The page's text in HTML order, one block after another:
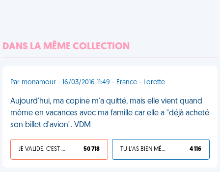
DANS LA MÊME COLLECTION
Par monamour - 16/03/2016 11:49 - France - Lorette
Aujourd'hui, ma copine m'a quitté, mais elle vient quand
même en vacances avec ma famille car elle a "déjà acheté
son billet d'avion". VDM
JE VALIDE, C'EST UNE VDM 50 718 TU L'AS BIEN MÉRITÉ 4 116